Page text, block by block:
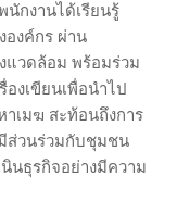
นักงานได้เรียนรู้
องค์กร ผ่าน
แวดล้อม พร้อมร่วม
องเขียนเพื่อนำไป
าเมฆ สะท้อนถึงการ
ส่วนร่วมกับชุมชน
นธุรกิจอย่างมีความ